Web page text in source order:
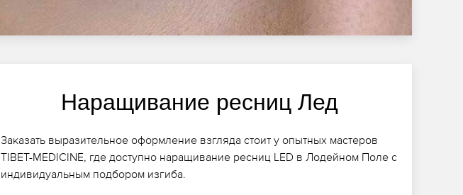
Наращивание ресниц Лед
Заказать выразительное оформление взгляда стоит у опытных мастеров
TIBET-MEDICINE, где доступно наращивание ресниц LED в Лодейном Поле с
индивидуальным подбором изгиба.